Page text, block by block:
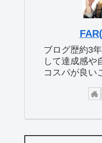
ブログ歴約3
して達成感や
コスパが良い